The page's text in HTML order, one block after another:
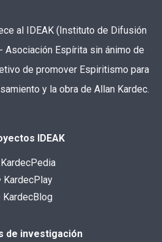
al IDEAK (Instituto de Difusión
Asociación Espírita sin ánimo de
de promover Espiritismo para
y la obra de Allan Kardec.
IDEAK
KardecPedia
KardecPlay
KardecBlog
de investigación